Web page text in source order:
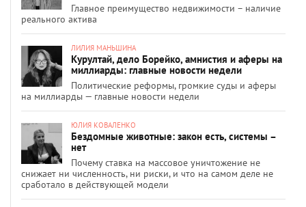
Главное преимущество недвижимости – наличие
реального актива
ЛИЛИЯ МАНЬШИНА
Курултай, дело Борейко, амнистия и аферы на
миллиарды: главные новости недели
Политические реформы, громкие суды и аферы
на миллиарды — главные новости недели
ЮЛИЯ КОВАЛЕНКО
Бездомные животные: закон есть, системы –
нет
Почему ставка на массовое уничтожение не
снижает ни численность, ни риски, и что на самом деле не
сработало в действующей модели